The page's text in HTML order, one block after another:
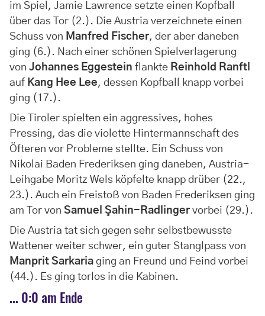
im Spiel, Jamie Lawrence setzte einen Kopfball
über das Tor (2.). Die Austria verzeichnete einen
Schuss von Manfred Fischer, der aber daneben
ging (6.). Nach einer schönen Spielverlagerung
von Johannes Eggestein flankte Reinhold Ranftl
auf Kang Hee Lee, dessen Kopfball knapp vorbei
ging (17.).
Die Tiroler spielten ein aggressives, hohes
Pressing, das die violette Hintermannschaft des
Öfteren vor Probleme stellte. Ein Schuss von
Nikolai Baden Frederiksen ging daneben, Austria-
Leihgabe Moritz Wels köpfelte knapp drüber (22.,
23.). Auch ein Freistoß von Baden Frederiksen ging
am Tor von Samuel Şahin-Radlingervorbei (29.).
Die Austria tat sich gegen sehr selbstbewusste
Wattener weiter schwer, ein guter Stanglpass von
Manprit Sarkaria ging an Freund und Feind vorbei
(44.). Es ging torlos in die Kabinen.
... 0:0 am Ende